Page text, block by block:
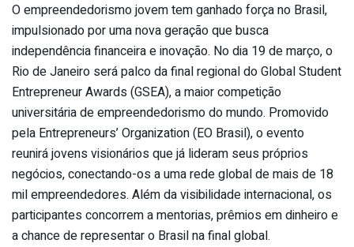
O empreendedorismo jovem tem ganhado força no Brasil,
impulsionado por uma nova geração que busca
independência financeira e inovação. No dia 19 de março, o
Rio de Janeiro será palco da final regional do Global Student
Entrepreneur Awards (GSEA), a maior competição
universitária de empreendedorismo do mundo. Promovido
pela Entrepreneurs’ Organization (EO Brasil), o evento
reunirá jovens visionários que já lideram seus próprios
negócios, conectando-os a uma rede global de mais de 18
mil empreendedores. Além da visibilidade internacional, os
participantes concorrem a mentorias, prêmios em dinheiro e
a chance de representar o Brasil na final global.